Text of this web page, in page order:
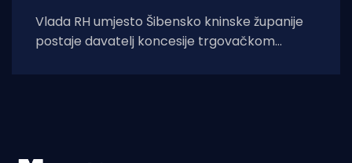
Vlada RH umjesto Šibensko kninske županije
postaje davatelj koncesije trgovačkom